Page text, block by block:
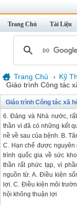
Trang Chủ Tài Liệu
Trang Chủ › Kỹ
Giáo trình Công tác
Giáo trình Công tác xã
6. Đảng và Nhà nước,
thần vì đã có những kết
nề về sau của bệnh. B.
C. Hạn chế được
trình quốc gia về sức
thần rất phức tạp, vì
nguồn từ. A. Điều kiện
lợi. C. Điều kiện môi
hội không thuận lợi